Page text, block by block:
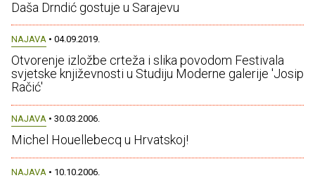
Daša Drndić gostuje u Sarajevu
NAJAVA • 04.09.2019.
Otvorenje izložbe crteža i slika povodom Festivala
svjetske književnosti u Studiju Moderne galerije 'Josip
Račić'
NAJAVA • 30.03.2006.
Michel Houellebecq u Hrvatskoj!
NAJAVA • 10.10.2006.